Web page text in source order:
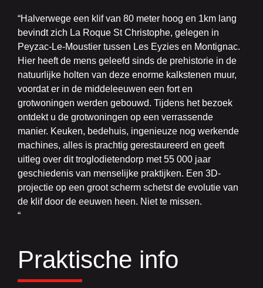
“Halverwege een klif van 80 meter hoog en 1km lang
bevindt zich La Roque St Christophe, gelegen in
Peyzac-Le-Moustier tussen Les Eyzies en Montignac.
Hier heeft de mens geleefd sinds de prehistorie in de
natuurlijke holten van deze enorme kalkstenen muur,
voordat er in de middeleeuwen een fort en
grotwoningen werden gebouwd. Tijdens het bezoek
ontdekt u de grotwoningen op een verrassende
manier. Keuken, bedehuis, ingenieuze nog werkende
machines, alles is prachtig gerestaureerd en geeft
uitleg over dit troglodietendorp met 55 000 jaar
geschiedenis van menselijke praktijken. Een 3D-
projectie op een groot scherm schetst de evolutie van
de klif door de eeuwen heen. Niet te missen.
“
Praktische info